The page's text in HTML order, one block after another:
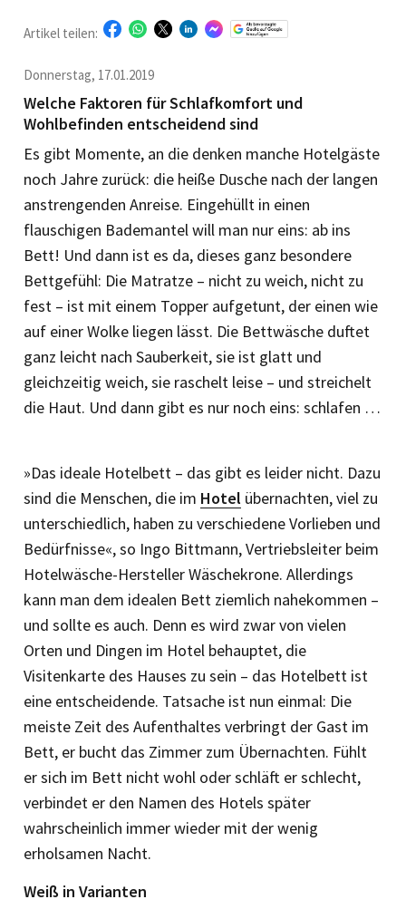
Donnerstag, 17.01.2019
Artikel teilen:
Welche Faktoren für Schlafkomfort und
Wohlbefinden entscheidend sind
Es gibt Momente, an die denken manche Hotelgäste
noch Jahre zurück: die heiße Dusche nach der langen
anstrengenden Anreise. Eingehüllt in einen
flauschigen Bademantel will man nur eins: ab ins
Bett! Und dann ist es da, dieses ganz besondere
Bettgefühl: Die Matratze – nicht zu weich, nicht zu
fest – ist mit einem Topper aufgetunt, der einen wie
auf einer Wolke liegen lässt. Die Bettwäsche duftet
ganz leicht nach Sauberkeit, sie ist glatt und
gleichzeitig weich, sie raschelt leise – und streichelt
die Haut. Und dann gibt es nur noch eins: schlafen …
»Das ideale Hotelbett – das gibt es leider nicht. Dazu
sind die Menschen, die im Hotel übernachten, viel zu
unterschiedlich, haben zu verschiedene Vorlieben und
Bedürfnisse«, so Ingo Bittmann, Vertriebsleiter beim
Hotelwäsche-Hersteller Wäschekrone. Allerdings
kann man dem idealen Bett ziemlich nahekommen –
und sollte es auch. Denn es wird zwar von vielen
Orten und Dingen im Hotel behauptet, die
Visitenkarte des Hauses zu sein – das Hotelbett ist
eine entscheidende. Tatsache ist nun einmal: Die
meiste Zeit des Aufenthaltes verbringt der Gast im
Bett, er bucht das Zimmer zum Übernachten. Fühlt
er sich im Bett nicht wohl oder schläft er schlecht,
verbindet er den Namen des Hotels später
wahrscheinlich immer wieder mit der wenig
erholsamen Nacht.
Weiß in Varianten